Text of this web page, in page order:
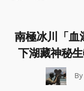
南極冰川「血
下湖藏神秘